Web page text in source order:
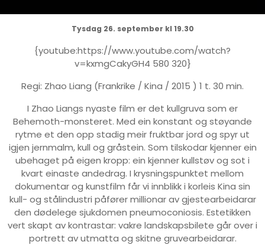
Tysdag 26. september kl 19.30
{youtube:https://www.youtube.com/watch?
v=kxmgCakyGH4 580 320}
Regi: Zhao Liang (Frankrike / Kina / 2015 ) 1 t. 30 min.
I Zhao Liangs nyaste film er det kullgruva som er
Behemoth-monsteret. Med ein konstant og støyande
rytme et den opp stadig meir fruktbar jord og spyr ut
igjen jernmalm, kull og gråstein. Som tilskodar kjenner ein
ubehaget på eigen kropp: ein kjenner kullstøv og sot i
kvart einaste andedrag. I krysningspunktet mellom
dokumentar og kunstfilm får vi innblikk i korleis Kina sin
kull- og stålindustri påfører millionar av gjestearbeidarar
den dødelege sjukdomen pneumoconiosis. Estetikken
vert skapt av kontrastar: vakre landskapsbilete går over i
portrett av utmatta og skitne gruvearbeidarar.